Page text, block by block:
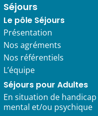
Séjours
Le pôle Séjours
Présentation
Nos agréments
Nos référentiels
L’équipe
Séjours pour Adultes
En situation de handicap
mental et/ou psychique